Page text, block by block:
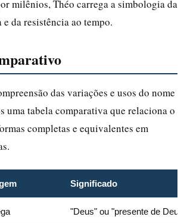
milênios, Théo carrega a simbologia da
e da resistência ao tempo.
das variações e usos do nome
uma tabela comparativa que relaciona o
completas e equivalentes em
Significado
"Deus" ou "presente de Deus"